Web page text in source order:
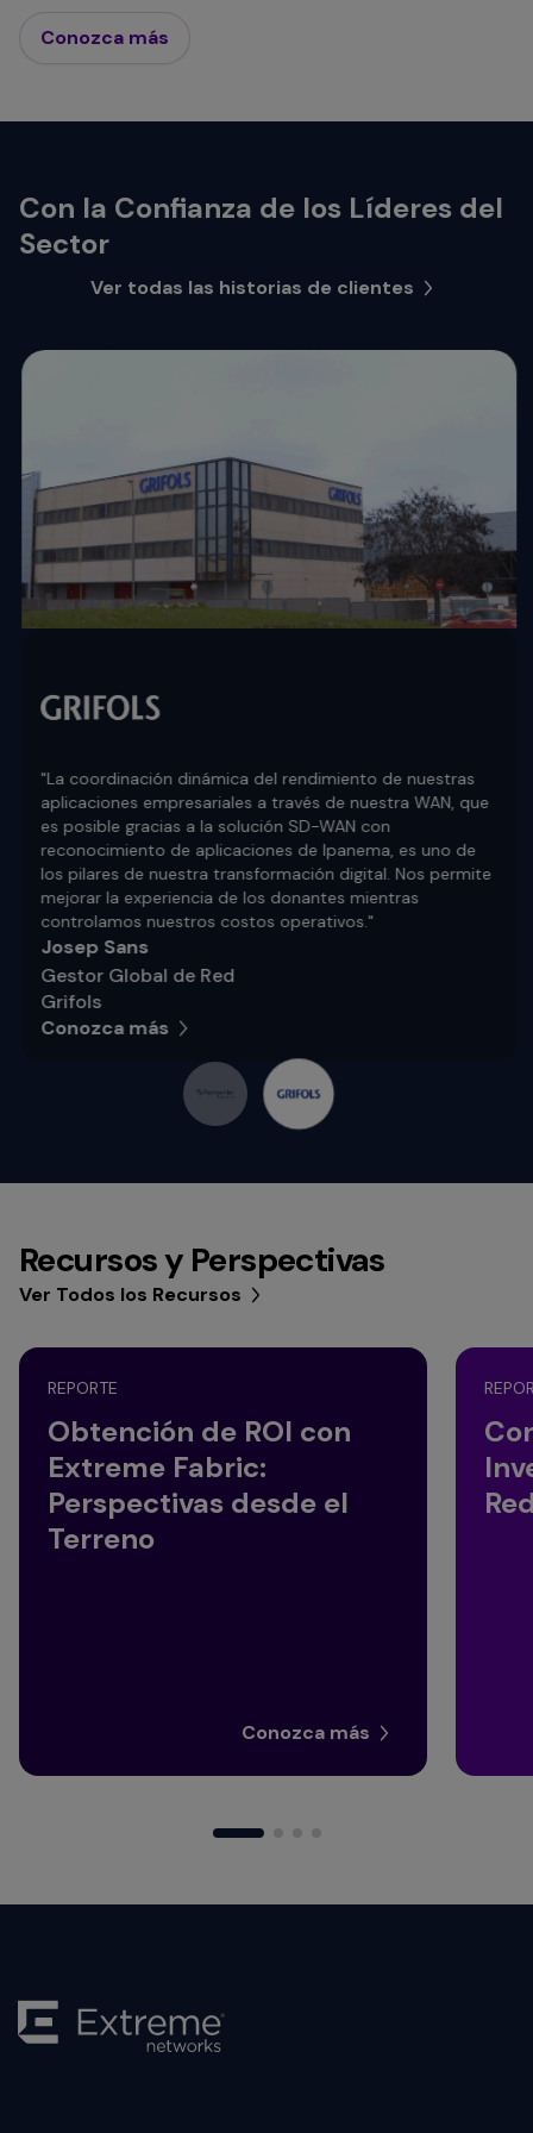
Conozca más
Con la Confianza de los Líderes del
Sector
Ver todas las historias de clientes
"La coordinación dinámica del rendimiento de nuestras
aplicaciones empresariales a través de nuestra WAN, que
es posible gracias a la solución SD-WAN con
reconocimiento de aplicaciones de Ipanema, es uno de
los pilares de nuestra transformación digital. Nos permite
mejorar la experiencia de los donantes mientras
controlamos nuestros costos operativos."
Josep Sans
Gestor Global de Red
Grifols
Conozca más
Recursos y Perspectivas
Ver Todos los Recursos
REPORTE
Obtención de ROI con
Extreme Fabric:
Perspectivas desde el
Terreno
Conozca más